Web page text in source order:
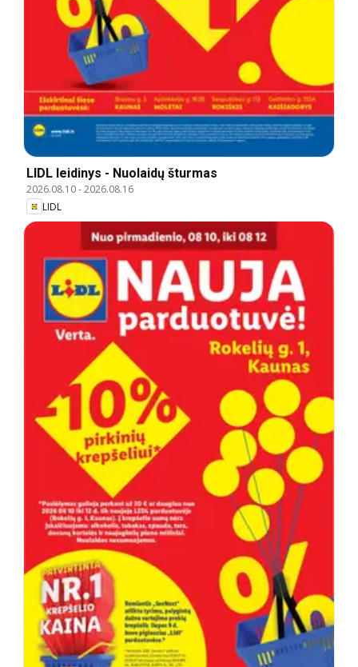
LIDL leidinys - Nuolaidų šturmas
2026.08.10-2026.08.16
LIDL